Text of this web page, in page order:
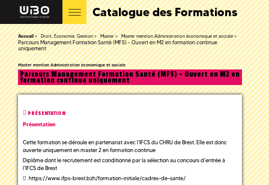
Catalogue des Formations
Accueil Droit, Economie, Gestion Master Master mention Administration économique et sociale
Parcours Management Formation Santé (MFS) - Ouvert en M2 en formation continue
uniquement
Master mention Administration économique et sociale
Parcours Management Formation Santé (MFS) - Ouvert en M2 en
formation continue uniquement
PRÉSENTATION
Présentation
Cette formation se déroule en partenariat avec l’IFCS du CHRU de Brest. Elle est donc
ouverte uniquement en master 2 en formation continue
Diplôme dont le recrutement est conditionné par la sélection au concours d’entrée à
l’IFCS de Brest
https://www.ifps-brest.bzh/formation-initiale/cadres-de-sante/